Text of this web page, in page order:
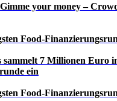
Gimme your money –
Food-
sammelt 7 Millionen Euro
ein
Food-